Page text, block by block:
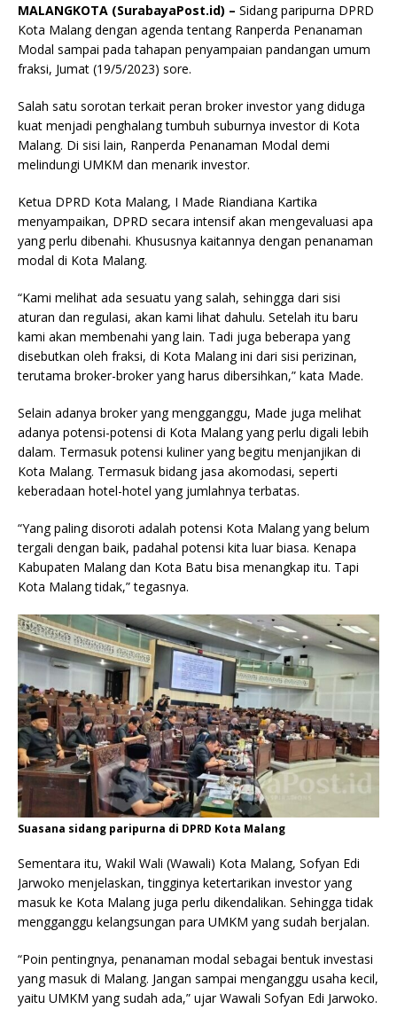
MALANGKOTA (SurabayaPost.id) – Sidang paripurna DPRD
Kota Malang dengan agenda tentang Ranperda Penanaman
Modal sampai pada tahapan penyampaian pandangan umum
fraksi, Jumat (19/5/2023) sore.
Salah satu sorotan terkait peran broker investor yang diduga
kuat menjadi penghalang tumbuh suburnya investor di Kota
Malang. Di sisi lain, Ranperda Penanaman Modal demi
melindungi UMKM dan menarik investor.
Ketua DPRD Kota Malang, I Made Riandiana Kartika
menyampaikan, DPRD secara intensif akan mengevaluasi apa
yang perlu dibenahi. Khususnya kaitannya dengan penanaman
modal di Kota Malang.
“Kami melihat ada sesuatu yang salah, sehingga dari sisi
aturan dan regulasi, akan kami lihat dahulu. Setelah itu baru
kami akan membenahi yang lain. Tadi juga beberapa yang
disebutkan oleh fraksi, di Kota Malang ini dari sisi perizinan,
terutama broker-broker yang harus dibersihkan,” kata Made.
Selain adanya broker yang mengganggu, Made juga melihat
adanya potensi-potensi di Kota Malang yang perlu digali lebih
dalam. Termasuk potensi kuliner yang begitu menjanjikan di
Kota Malang. Termasuk bidang jasa akomodasi, seperti
keberadaan hotel-hotel yang jumlahnya terbatas.
“Yang paling disoroti adalah potensi Kota Malang yang belum
tergali dengan baik, padahal potensi kita luar biasa. Kenapa
Kabupaten Malang dan Kota Batu bisa menangkap itu. Tapi
Kota Malang tidak,” tegasnya.
Suasana sidang paripurna di DPRD Kota Malang
Sementara itu, Wakil Wali (Wawali) Kota Malang, Sofyan Edi
Jarwoko menjelaskan, tingginya ketertarikan investor yang
masuk ke Kota Malang juga perlu dikendalikan. Sehingga tidak
mengganggu kelangsungan para UMKM yang sudah berjalan.
“Poin pentingnya, penanaman modal sebagai bentuk investasi
yang masuk di Malang. Jangan sampai menganggu usaha kecil,
yaitu UMKM yang sudah ada,” ujar Wawali Sofyan Edi Jarwoko.